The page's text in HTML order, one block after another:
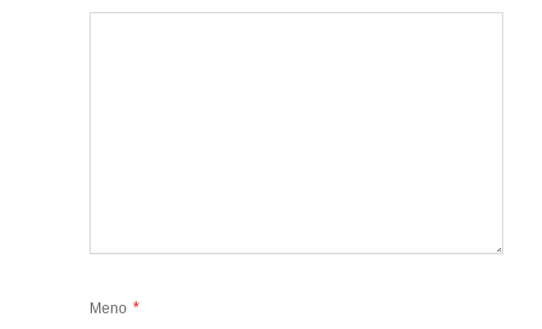
Meno *